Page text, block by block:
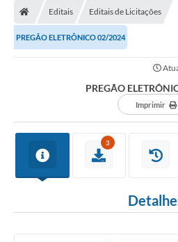
Editais Editais de Licitações
PREGÃO ELETRÔNICO 02/2024
PREGÃO
Imprimir
3